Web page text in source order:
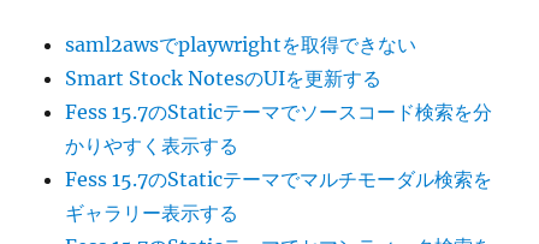
saml2awsでplaywrightを取得できない
Smart Stock NotesのUIを更新する
Fess 15.7のStaticテーマでソースコード検索を分
かりやすく表示する
Fess 15.7のStaticテーマでマルチモーダル検索を
ギャラリー表示する